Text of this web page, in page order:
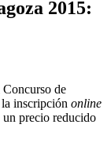
2015:
Concurso de
inscripción online
un precio reducido